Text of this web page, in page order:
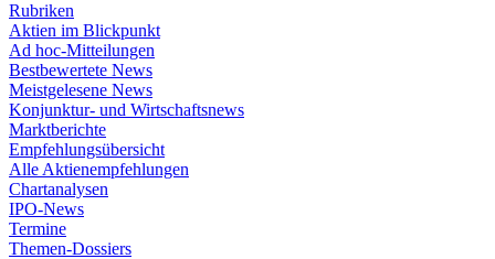
Rubriken
Aktien im Blickpunkt
Ad hoc-Mitteilungen
Bestbewertete News
Meistgelesene News
Konjunktur- und Wirtschaftsnews
Marktberichte
Empfehlungsübersicht
Alle Aktienempfehlungen
Chartanalysen
IPO-News
Termine
Themen-Dossiers